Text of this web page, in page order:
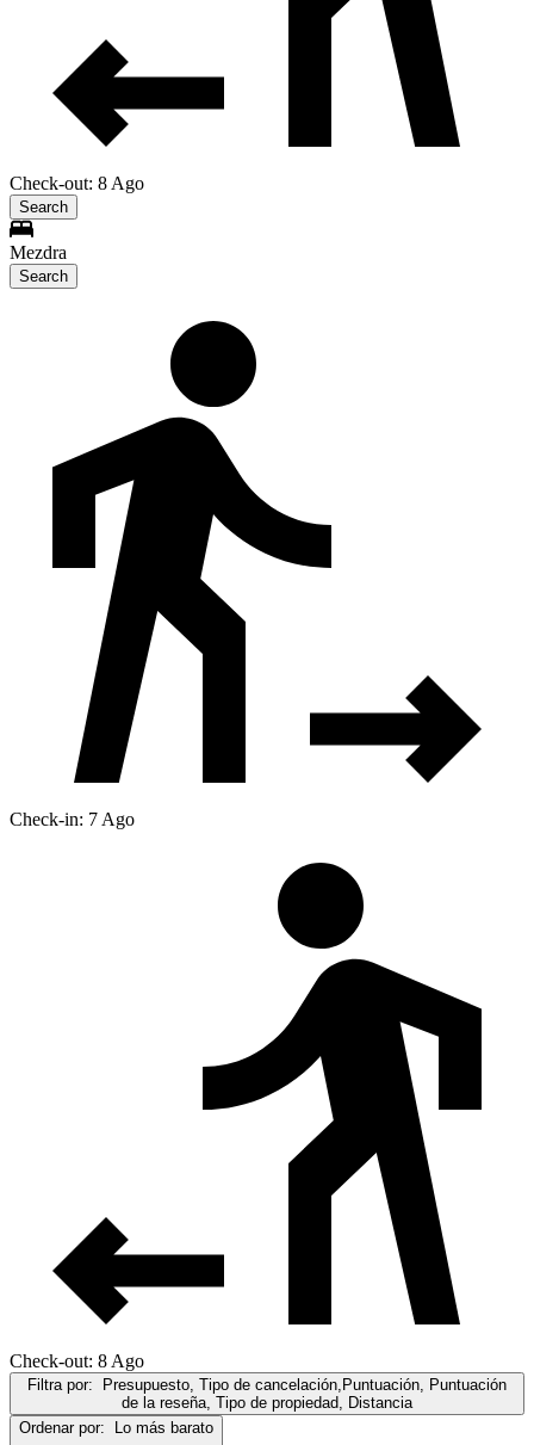
Check-out: 8 Ago
Search
Mezdra
Search
Check-in: 7 Ago
Check-out: 8 Ago
Filtra por: Presupuesto, Tipo de cancelación,Puntuación, Puntuación
de la reseña, Tipo de propiedad, Distancia
Ordenar por: Lo más barato